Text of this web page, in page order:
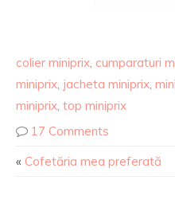
colier miniprix, cumparaturi
miniprix, jacheta miniprix,
miniprix, top miniprix
17 Comments
« Cofetăria mea preferată